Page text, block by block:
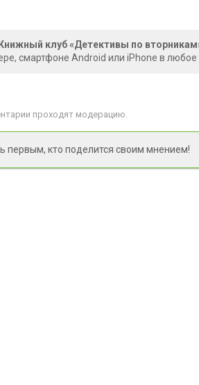
Книжный клуб «Детективы по
смартфоне Android или iPhone в любое
проходят модерацию.
первым, кто поделится своим мнением!